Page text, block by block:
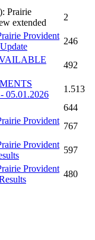
Prairie
extended
2
Provident
246
492
05.01.2026
1.513
644
Provident
767
Provident
597
Provident
480